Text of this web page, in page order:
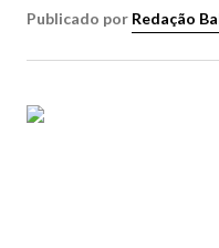
Publicado por Redação